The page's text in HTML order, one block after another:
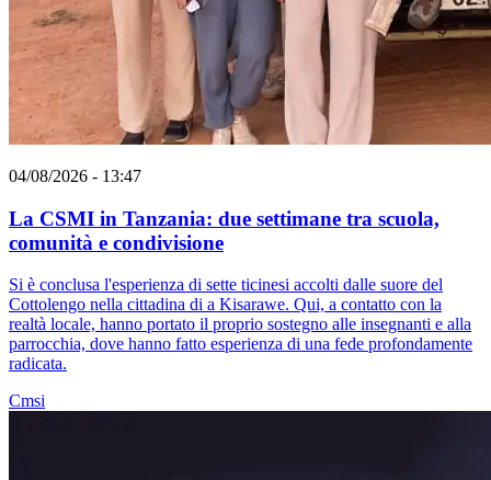
04/08/2026 - 13:47
La CSMI in Tanzania: due settimane tra scuola,
comunità e condivisione
Si è conclusa l'esperienza di sette ticinesi accolti dalle suore del
Cottolengo nella cittadina di a Kisarawe. Qui, a contatto con la
realtà locale, hanno portato il proprio sostegno alle insegnanti e alla
parrocchia, dove hanno fatto esperienza di una fede profondamente
radicata.
Cmsi